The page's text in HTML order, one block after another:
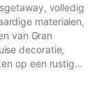
volledig
materialen,
van Gran
decoratie,
op een rustig